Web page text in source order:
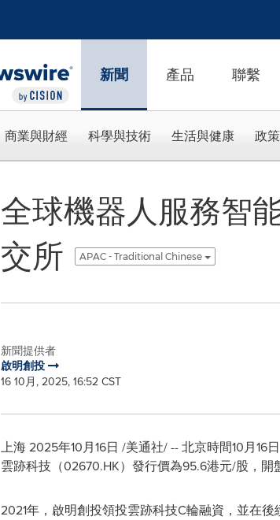
新聞 產品 聯繫
商業與財經 科學與技術 生活與健康 政
全球機器人服務智
交所
APAC - Traditional Chinese
新聞提供者
啟明創投
16 10月, 2025, 16:52 CST
上海2025年10月16日 /美通社/ --北京時間10月16
雲跡科技（02670.HK）發行價為95.6港元/股，開
2021年，啟明創投領投雲跡科技C輪融資，並在後